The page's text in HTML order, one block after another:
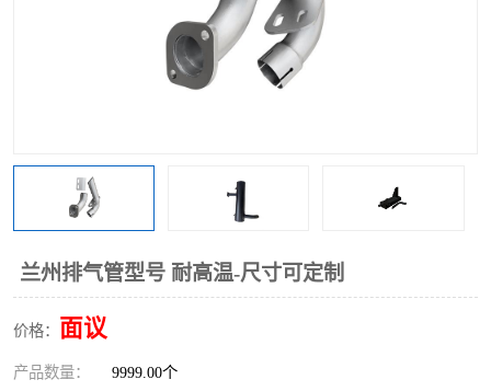
兰州排气管型号 耐高温-尺寸可定制
价格： 面议
产品数量： 9999.00个